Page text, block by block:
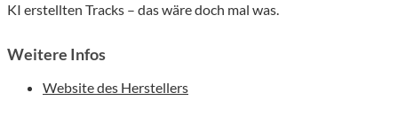
KI erstellten Tracks – das wäre doch mal was.
Weitere Infos
Website des Herstellers